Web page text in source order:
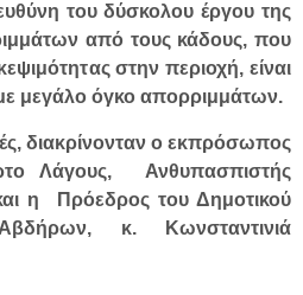
του δύσκολου έργου της
από τους κάδους, που
στην περιοχή, είναι
με μεγάλο όγκο απορριμμάτων.
διακρίνονταν ο εκπρόσωπος
Λάγους, Ανθυπασπιστής
η Πρόεδρος του Δημοτικού
κ. Κωνσταντινιά